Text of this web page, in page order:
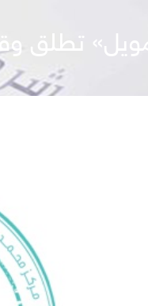
تطلق